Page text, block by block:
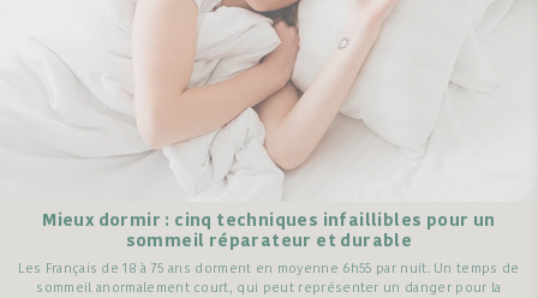
Mieux dormir : cinq techniques infaillibles pour un
sommeil réparateur et durable
Les Français de 18 à 75 ans dorment en moyenne 6h55 par nuit. Un temps de
sommeil anormalement court, qui peut représenter un danger pour la